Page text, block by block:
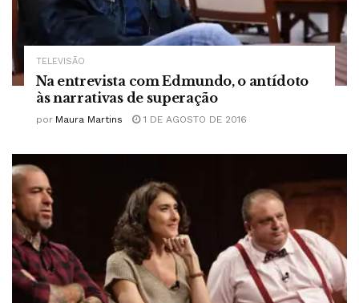
TELEVISÃO
Na entrevista com Edmundo, o antídoto
às narrativas de superação
por Maura Martins 1 DE AGOSTO DE 2016